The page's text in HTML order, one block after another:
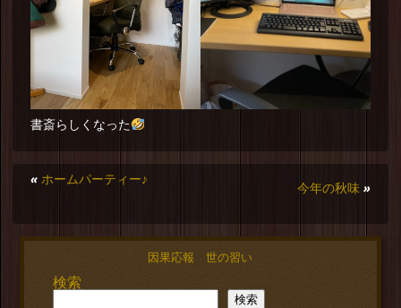
書斎らしくなった
« ホームパーティー♪
今年の秋味 »
因果応報 世の習い
検索
検索